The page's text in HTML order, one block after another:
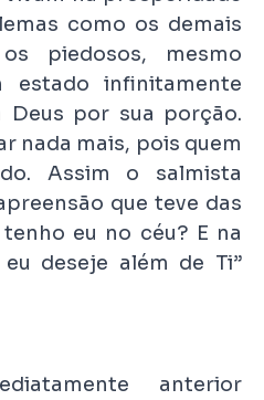
como os demais
piedosos, mesmo
estado infinitamente
Deus por sua porção.
nada mais, pois quem
Assim o salmista
que teve das
eu no céu? E na
deseje além de Ti”
anterior